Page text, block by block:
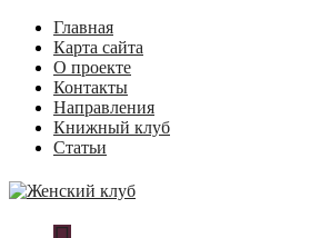
Главная
Карта сайта
О проекте
Контакты
Направления
Книжный клуб
Статьи